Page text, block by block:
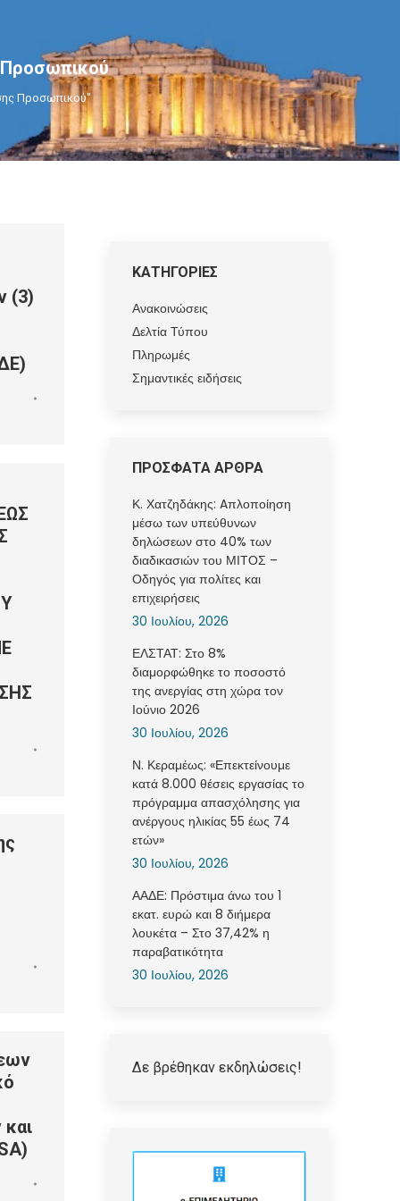
Προσωπικού
Προσωπικού"
(3)
ΚΑΤΗΓΟΡΙΕΣ
Ανακοινώσεις
Δελτία Τύπου
Πληρωμές
Σημαντικές ειδήσεις
ΠΡΟΣΦΑΤΑ ΑΡΘΡΑ
Κ. Χατζηδάκης: Aπλοποίηση
μέσω των υπεύθυνων
δηλώσεων στο 40% των
διαδικασιών του ΜΙΤΟΣ –
Οδηγός για πολίτες και
επιχειρήσεις
30 Ιουλίου, 2026
ΕΛΣΤΑΤ: Στο 8%
διαμορφώθηκε το ποσοστό
της ανεργίας στη χώρα τον
Ιούνιο 2026
30 Ιουλίου, 2026
Ν. Κεραμέως: «Επεκτείνουμε
κατά 8.000 θέσεις εργασίας το
πρόγραμμα απασχόλησης για
ανέργους ηλικίας 55 έως 74
ετών»
30 Ιουλίου, 2026
ΑΑΔΕ: Πρόστιμα άνω του 1
εκατ. ευρώ και 8 διήμερα
λουκέτα – Στο 37,42% η
παραβατικότητα
30 Ιουλίου, 2026
Δε βρέθηκαν εκδηλώσεις!